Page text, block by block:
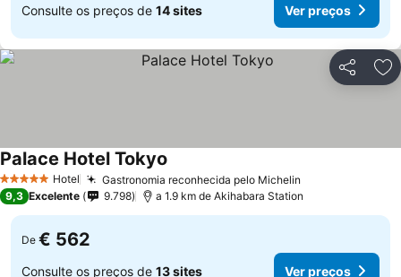
Consulte os preços de 14 sites Ver preços
Partilhar
5 Estrelas Hotel Gastronomia reconhecida pelo Michelin
Palace Hotel Tokyo
9,3 Excelente 9.798 a 1.9 km de Akihabara Station
De € 562
Consulte os preços de 13 sites Ver preços